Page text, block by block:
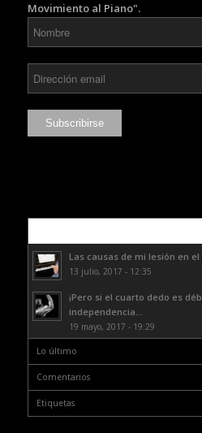
Movimiento al Piano".
Las causas de mi lesión en el
13 julio, 2017 - 12:35
¡Pero si el cuarto dedo es
independencia...
19 mayo, 2017 - 19:29
Lo último
Comentarios
Etiquetas